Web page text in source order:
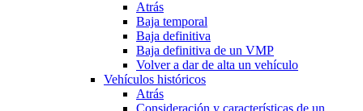
Atrás
Baja temporal
Baja definitiva
Baja definitiva de un VMP
Volver a dar de alta un vehículo
Vehículos históricos
Atrás